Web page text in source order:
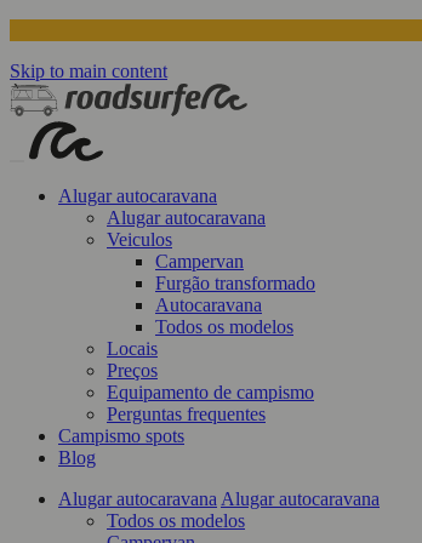
Skip to main content
Alugar autocaravana
Alugar autocaravana
Veiculos
Campervan
Furgão transformado
Autocaravana
Todos os modelos
Locais
Preços
Equipamento de campismo
Perguntas frequentes
Campismo spots
Blog
Alugar autocaravana Alugar autocaravana
Todos os modelos